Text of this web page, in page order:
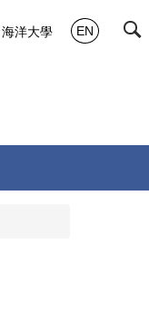
海洋大學 EN